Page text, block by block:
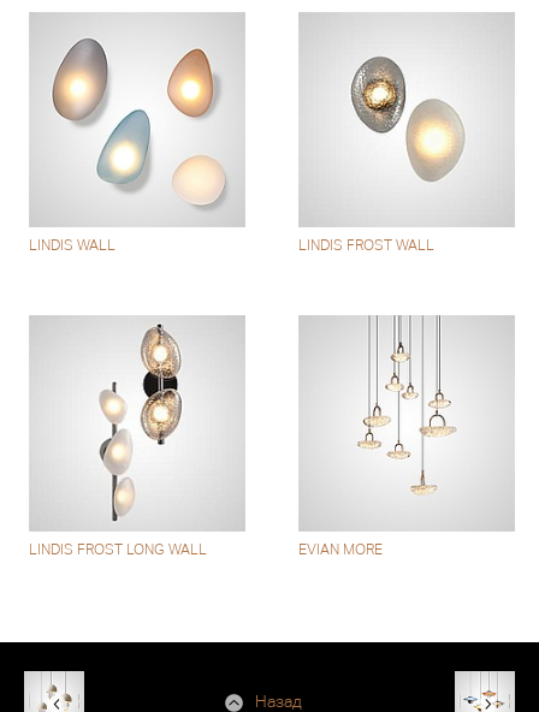
LINDIS WALL LINDIS FROST WALL
LINDIS FROST LONG WALL EVIAN MORE
Назад